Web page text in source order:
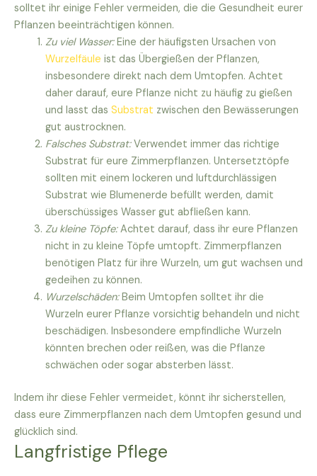
solltet ihr einige Fehler vermeiden, die die Gesundheit eurer
Pflanzen beeinträchtigen können.
Zu viel Wasser:Eine der häufigsten Ursachen von
Wurzelfäule ist das Übergießen der Pflanzen,
insbesondere direkt nach dem Umtopfen. Achtet
daher darauf, eure Pflanze nicht zu häufig zu gießen
und lasst das Substrat zwischen den Bewässerungen
gut austrocknen.
Falsches Substrat:Verwendet immer das richtige
Substrat für eure Zimmerpflanzen. Untersetztöpfe
sollten mit einem lockeren und luftdurchlässigen
Substrat wie Blumenerde befüllt werden, damit
überschüssiges Wasser gut abfließen kann.
Zu kleine Töpfe:Achtet darauf, dass ihr eure Pflanzen
nicht in zu kleine Töpfe umtopft. Zimmerpflanzen
benötigen Platz für ihre Wurzeln, um gut wachsen und
gedeihen zu können.
Wurzelschäden:Beim Umtopfen solltet ihr die
Wurzeln eurer Pflanze vorsichtig behandeln und nicht
beschädigen. Insbesondere empfindliche Wurzeln
könnten brechen oder reißen, was die Pflanze
schwächen oder sogar absterben lässt.
Indem ihr diese Fehler vermeidet, könnt ihr sicherstellen,
dass eure Zimmerpflanzen nach dem Umtopfen gesund und
glücklich sind.
Langfristige Pflege